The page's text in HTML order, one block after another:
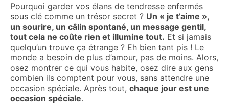
Pourquoi garder vos élans de tendresse enfermés
sous clé comme un trésor secret ? Un « je t’aime »,
un sourire, un câlin spontané, un message gentil,
tout cela ne coûte rien et illumine tout. Et si jamais
quelqu’un trouve ça étrange ? Eh bien tant pis ! Le
monde a besoin de plus d’amour, pas de moins. Alors,
osez montrer ce qui vous habite, osez dire aux gens
combien ils comptent pour vous, sans attendre une
occasion spéciale. Après tout, chaque jour est une
occasion spéciale.